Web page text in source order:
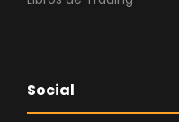
Social